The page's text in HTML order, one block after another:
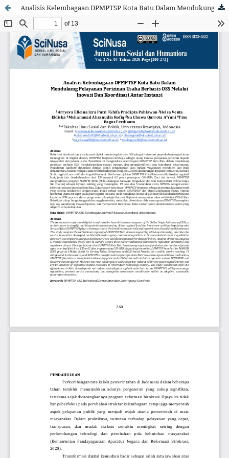
Analisis Kelembagaan DPMPTSP Kota Batu Dalam Mendukung Pelayanan Perizinan Usaha Berbasis OSS Melalui Inovasi Dan Koordinasi Antar Instansi